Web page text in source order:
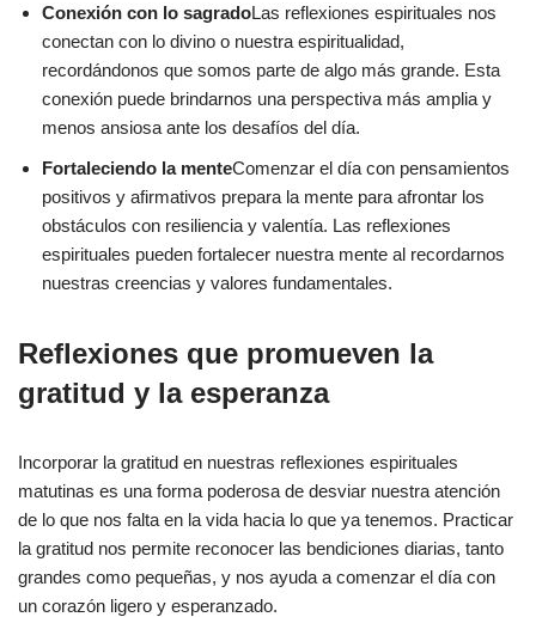
Conexión con lo sagradoLas reflexiones espirituales nos
conectan con lo divino o nuestra espiritualidad,
recordándonos que somos parte de algo más grande. Esta
conexión puede brindarnos una perspectiva más amplia y
menos ansiosa ante los desafíos del día.
Fortaleciendo la menteComenzar el día con pensamientos
positivos y afirmativos prepara la mente para afrontar los
obstáculos con resiliencia y valentía. Las reflexiones
espirituales pueden fortalecer nuestra mente al recordarnos
nuestras creencias y valores fundamentales.
Reflexiones que promueven la
gratitud y la esperanza
Incorporar la gratitud en nuestras reflexiones espirituales
matutinas es una forma poderosa de desviar nuestra atención
de lo que nos falta en la vida hacia lo que ya tenemos. Practicar
la gratitud nos permite reconocer las bendiciones diarias, tanto
grandes como pequeñas, y nos ayuda a comenzar el día con
un corazón ligero y esperanzado.